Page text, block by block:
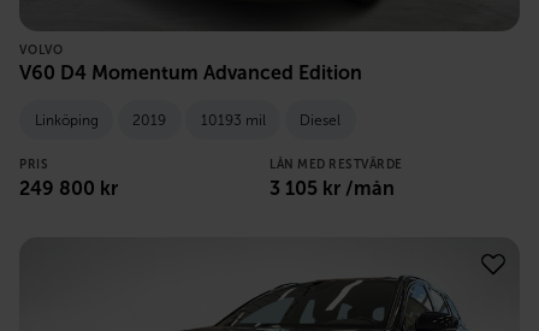
VOLVO
V60 D4 Momentum Advanced Edition
Linköping 2019 10193 mil Diesel
PRIS
249 800 kr
LÅN MED RESTVÄRDE
3 105 kr /mån